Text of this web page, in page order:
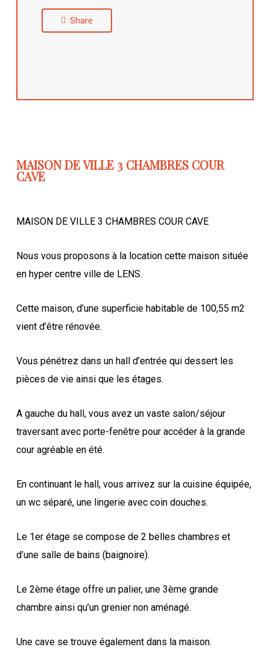
Share
MAISON DE VILLE 3 CHAMBRES COUR
CAVE
MAISON DE VILLE 3 CHAMBRES COUR CAVE
Nous vous proposons à la location cette maison située
en hyper centre ville de LENS.
Cette maison, d’une superficie habitable de 100,55 m2
vient d’être rénovée.
Vous pénétrez dans un hall d’entrée qui dessert les
pièces de vie ainsi que les étages.
A gauche du hall, vous avez un vaste salon/séjour
traversant avec porte-fenêtre pour accéder à la grande
cour agréable en été.
En continuant le hall, vous arrivez sur la cuisine équipée,
un wc séparé, une lingerie avec coin douches.
Le 1er étage se compose de 2 belles chambres et
d’une salle de bains (baignoire).
Le 2ème étage offre un palier, une 3ème grande
chambre ainsi qu’un grenier non aménagé.
Une cave se trouve également dans la maison.